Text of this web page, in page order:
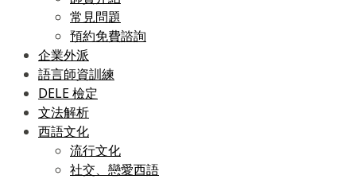
常見問題
預約免費諮詢
企業外派
語言師資訓練
DELE 檢定
文法解析
西語文化
流行文化
社交、戀愛西語